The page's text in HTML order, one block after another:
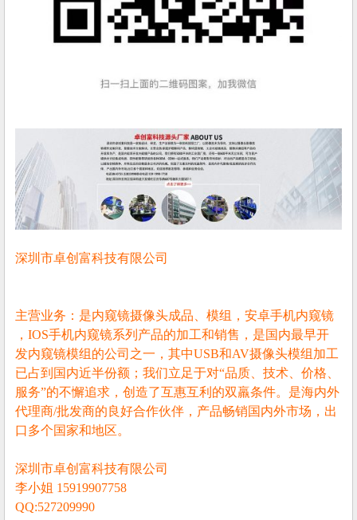
深圳市卓创富科技有限公司
主营业务：是内窥镜摄像头成品、模组，安卓手机内窥镜
，IOS手机内窥镜系列产品的加工和销售，是国内最早开
发内窥镜模组的公司之一，其中USB和AV摄像头模组加工
已占到国内近半份额；我们立足于对“品质、技术、价格、
服务”的不懈追求，创造了互惠互利的双羸条件。是海内外
代理商/批发商的良好合作伙伴，产品畅销国内外市场，出
口多个国家和地区。
深圳市卓创富科技有限公司
李小姐 15919907758
QQ:527209990